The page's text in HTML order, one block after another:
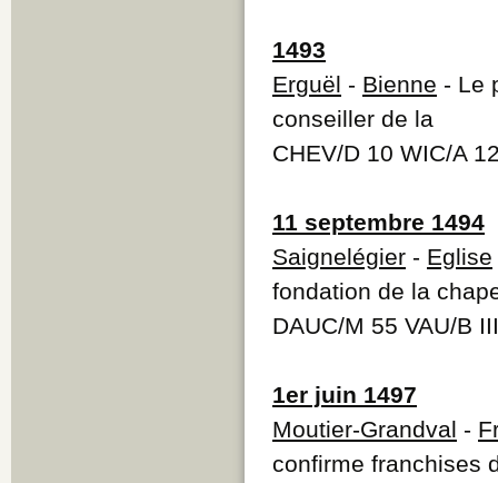
1493
Erguël - Bienne - Le
conseiller de la
CHEV/D 10 WIC/A
11 septembre 1494
Saignelégier - Eglise
fondation de la
DAUC/M 55 VAU/B
1er juin 1497
Moutier-Grandval -
confirme franchises